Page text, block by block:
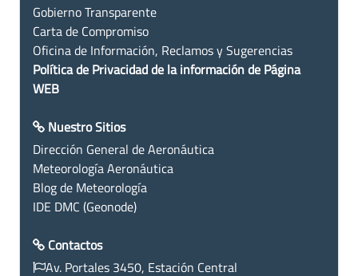
Gobierno Transparente
Carta de Compromiso
Oficina de Información, Reclamos y Sugerencias
Política de Privacidad de la información de Página
WEB
Nuestro Sitios
Dirección General de Aeronáutica
Meteorología Aeronáutica
Blog de Meteorología
IDE DMC (Geonode)
Contactos
Av. Portales 3450, Estación Central